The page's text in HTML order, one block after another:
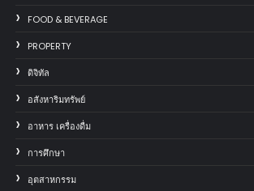
FOOD & BEVERAGE
PROPERTY
ดิจิทัล
อสังหาริมทรัพย์
อาหาร เครื่องดื่ม
การศึกษา
อุตสาหกรรม